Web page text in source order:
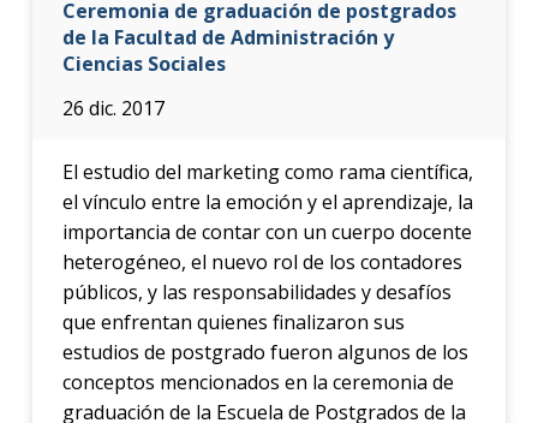
Ceremonia de graduación de postgrados
de la Facultad de Administración y
Ciencias Sociales
26 dic. 2017
El estudio del marketing como rama científica,
el vínculo entre la emoción y el aprendizaje, la
importancia de contar con un cuerpo docente
heterogéneo, el nuevo rol de los contadores
públicos, y las responsabilidades y desafíos
que enfrentan quienes finalizaron sus
estudios de postgrado fueron algunos de los
conceptos mencionados en la ceremonia de
graduación de la Escuela de Postgrados de la